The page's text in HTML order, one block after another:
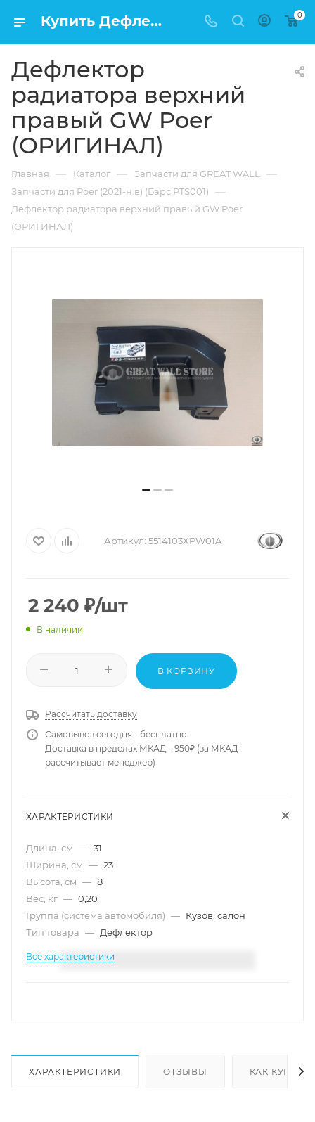
Купить Дефлектор радиатора верхний правый GW Poer (ОРИГИНАЛ) в Москве по низкой цене 0
Дефлектор
радиатора верхний
правый GW Poer
(ОРИГИНАЛ)
Главная — Каталог — Запчасти для GREAT WALL —
Запчасти для Poer (2021-н.в) (Барс PTS001) —
Дефлектор радиатора верхний правый GW Poer
(ОРИГИНАЛ)
Артикул: 5514103XPW01A
2 240 ₽/шт
В наличии
В КОРЗИНУ
Рассчитать доставку
Самовывоз сегодня - бесплатно
Доставка в пределах МКАД - 950₽ (за МКАД
рассчитывает менеджер)
ХАРАКТЕРИСТИКИ
Длина, см — 31
Ширина, см — 23
Высота, см — 8
Вес, кг — 0,20
Группа (система автомобиля) — Кузов, салон
Тип товара — Дефлектор
Все характеристики
ХАРАКТЕРИСТИКИ ОТЗЫВЫ КАК КУПИТЬ